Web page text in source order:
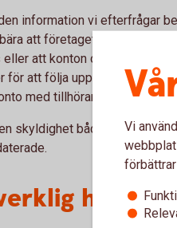
information vi efterfrågar
att företagets tillgång till
att konton och andra
för att följa upp vår
med tillhörande tjänster.
skyldighet både för oss
Vi